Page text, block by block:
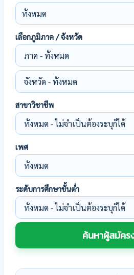
เลือกภูมิภาค / จังหวัด
สาขาวิชาชีพ
เพศ
ระดับการศึกษาขั้นต่ำ